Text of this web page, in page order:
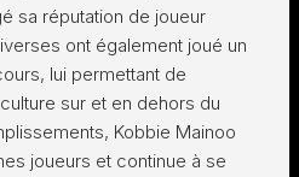
sa réputation de joueur
ont également joué un
lui permettant de
sur et en dehors du
Kobbie Mainoo
joueurs et continue à se